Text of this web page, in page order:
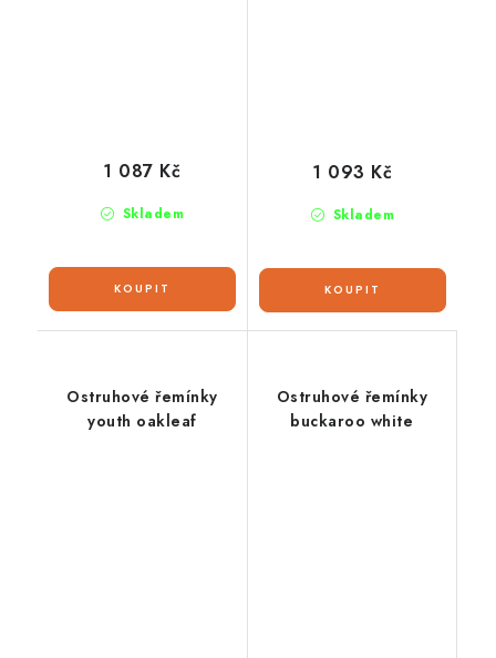
Skladem
1 087 Kč
Skladem
1 093 Kč
Ostruhové řemínky
youth oakleaf
Ostruhové řemínky
buckaroo white